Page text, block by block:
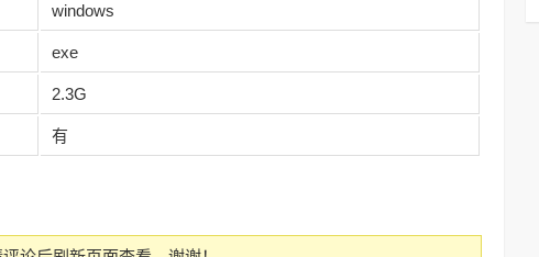
windows
exe
2.3G
有